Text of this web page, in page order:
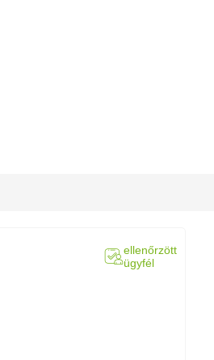
ellenőrzött
ügyfél